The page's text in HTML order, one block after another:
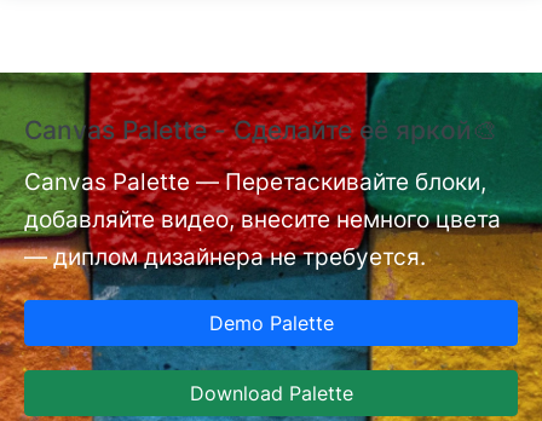
Canvas Palette - Сделайте её яркой🎨
Canvas Palette — Перетаскивайте блоки,
добавляйте видео, внесите немного цвета
— диплом дизайнера не требуется.
Demo Palette
Download Palette